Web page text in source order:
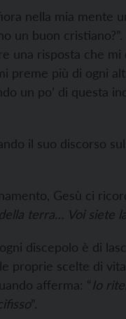
nella mia mente
un buon
una risposta che
preme più di ogni
un po’ di questa
il suo discorso
Gesù ci
terra… Voi siete
discepolo è di
proprie scelte di
afferma: “Io
”.